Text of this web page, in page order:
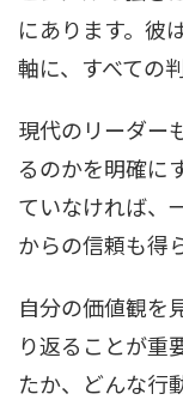
にあります。彼
軸に、すべての
現代のリーダー
るのかを明確に
ていなければ、
からの信頼も得
自分の価値観を
り返ることが重
たか、どんな行